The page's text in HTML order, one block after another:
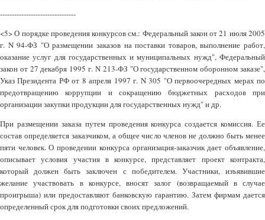
--------------------------------
<5> О порядке проведения конкурсов см.: Федеральный закон от 21 июля 2005
г. N 94-ФЗ "О размещении заказов на поставки товаров, выполнение работ,
оказание услуг для государственных и муниципальных нужд", Федеральный
закон от 27 декабря 1995 г. N 213-ФЗ "О государственном оборонном заказе",
Указ Президента РФ от 8 апреля 1997 г. N 305 "О первоочередных мерах по
предотвращению коррупции и сокращению бюджетных расходов при
организации закупки продукции для государственных нужд" и др.
При размещении заказа путем проведения конкурса создается комиссия. Ее
состав определяется заказчиком, а общее число членов не должно быть менее
пяти человек. О проведении конкурса организация-заказчик дает объявление,
описывает условия участия в конкурсе, представляет проект контракта,
который должен быть заключен с победителем. Участники, изъявившие
желание участвовать в конкурсе, вносят залог (возвращаемый в случае
проигрыша) или предоставляют банковскую гарантию. Затем фирмам дается
определенный срок для подготовки своих предложений.